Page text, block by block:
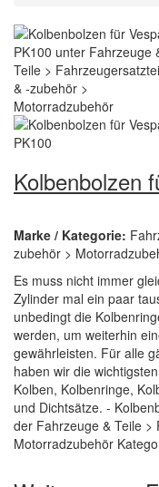
Kolbenbolzen
Marke / Kategorie:
zubehör >
Es muss nicht immer
Zylinder mal ein paar
unbedingt die
werden, um weiterhin
gewährleisten. Für alle
haben wir die
Kolben, Kolbenringe,
und Dichtsätze. -
der Fahrzeuge & Teile >
Motorradzubehör